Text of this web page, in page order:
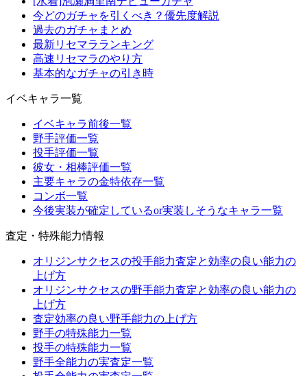
今どのガチャを引くべき？優先度解説
過去のガチャまとめ
最新リセマラランキング
高速リセマラのやり方
基本的なガチャの引き時
イベキャラ一覧
イベキャラ前後一覧
野手評価一覧
投手評価一覧
彼女・相棒評価一覧
主要キャラの金特依存一覧
コンボ一覧
今後実装が確定しているor実装しそうなキャラ一覧
査定・特殊能力情報
オリジンサクセスの投手能力査定と効率の良い能力の
上げ方
オリジンサクセスの野手能力査定と効率の良い能力の
上げ方
査定効率の良い野手能力の上げ方
野手の特殊能力一覧
投手の特殊能力一覧
野手全能力の実査定一覧